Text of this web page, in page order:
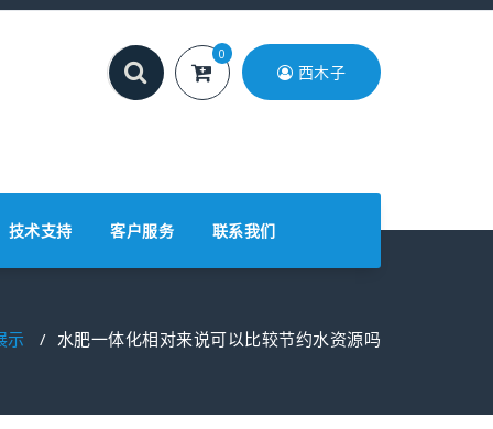
0
西木子
技术支持 客户服务 联系我们
示 / 水肥一体化相对来说可以比较节约水资源吗